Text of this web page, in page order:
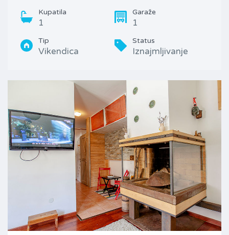
Kupatila
1
Garaže
1
Tip
Vikendica
Status
Iznajmljivanje